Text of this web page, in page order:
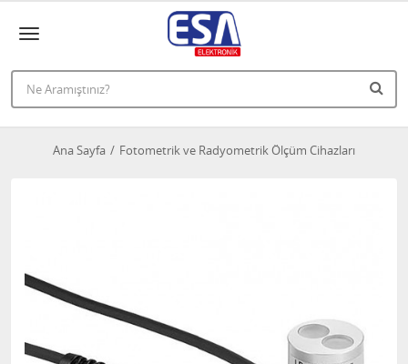
Ana Sayfa Fotometrik ve Radyometrik Ölçüm Cihazları